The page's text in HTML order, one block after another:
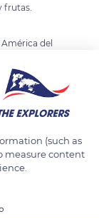
frutas.
del
Por
en algunos
no
la chicha
(such as
measure content